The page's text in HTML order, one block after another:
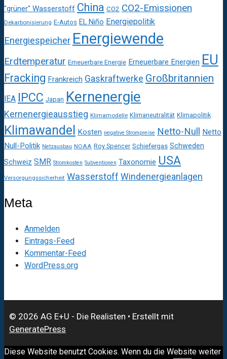
"grüner" Wasserstoff China CO2 CO2-Emissionen
Dekarbonisierung E-Autos EL Niño Energiepolitik
Energiespeicher Energiewende
Erdtemperatur Erneuerbare Energie Erneuerbare Energien EU
Fracking Frankreich Gaskraftwerke Großbritannien
IEA IPCC Japan Kernenergie
Kernenergieausstieg Klimamodelle Klimaneutralität Klimapolitik
Klimawandel Kosten negative Strompreise Netto-Null Netto
Null-Politik Netzausbau NOAA Roy Spencer Schiefergas Schweden
Schweiz SMR Stromkosten Subventionen Taxonomie USA
Versorgungssicherheit Wasserstoff Windenergieanlagen
Meta
Anmelden
Eintrags-Feed
Kommentar-Feed
WordPress.org
© 2026 AG E+U - Die Realisten • Erstellt mit
GeneratePress
Diese Website benutzt Cookies. Wenn du die Website weiter